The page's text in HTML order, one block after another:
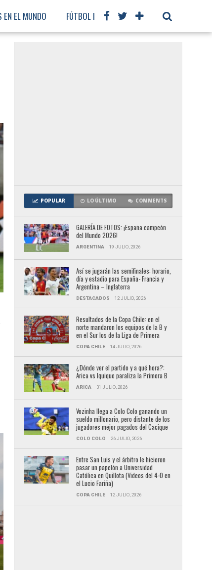
EN EL MUNDO FÚTBOL INTERNACIONAL
POPULAR LO ÚLTIMO COMMENTS
GALERÍA DE FOTOS: ¡España campeón
del Mundo 2026!
ARGENTINA 19 JULIO, 2026
Así se jugarán las semifinales: horario,
día y estadio para España- Francia y
Argentina – Inglaterra
DESTACADOS 12 JULIO, 2026
Resultados de la Copa Chile: en el
norte mandaron los equipos de la B y
en el Sur los de la Liga de Primera
COPA CHILE 14 JULIO, 2026
¿Dónde ver el partido y a qué hora?:
Arica vs Iquique paraliza la Primera B
ARICA 31 JULIO, 2026
Vozinha llega a Colo Colo ganando un
sueldo millonario, pero distante de los
jugadores mejor pagados del Cacique
COLO COLO 26 JULIO, 2026
Entre San Luis y el árbitro le hicieron
pasar un papelón a Universidad
Católica en Quillota (Videos del 4-0 en
el Lucio Fariña)
COPA CHILE 12 JULIO, 2026